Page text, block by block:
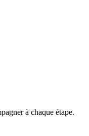
à chaque étape.